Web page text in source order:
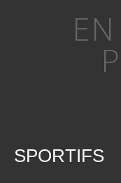
SPORTIFS